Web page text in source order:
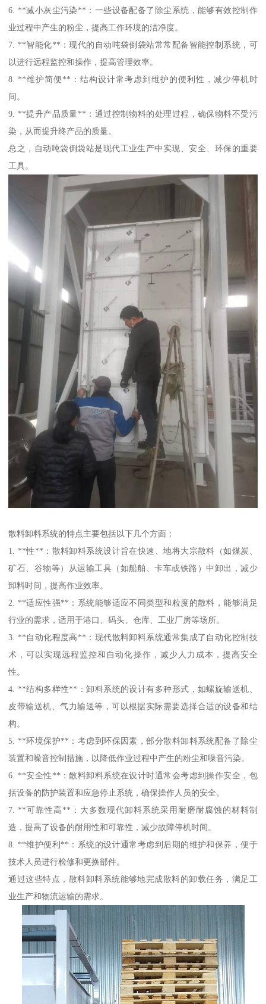
6. **减小灰尘污染**：一些设备配备了除尘系统，能够有效控制作
业过程中产生的粉尘，提高工作环境的洁净度。
7. **智能化**：现代的自动吨袋倒袋站常常配备智能控制系统，可
以进行远程监控和操作，提高管理效率。
8. **维护简便**：结构设计常考虑到维护的便利性，减少停机时
间。
9. **提升产品质量**：通过控制物料的处理过程，确保物料不受污
染，从而提升终产品的质量。
总之，自动吨袋倒袋站是现代工业生产中实现、安全、环保的重要
工具。
散料卸料系统的特点主要包括以下几个方面：
1. **性**：散料卸料系统设计旨在快速、地将大宗散料（如煤炭、
矿石、谷物等）从运输工具（如船舶、卡车或铁路）中卸出，减少
卸料时间，提高作业效率。
2. **适应性强**：系统能够适应不同类型和粒度的散料，能够满足
行业的需求，适用于港口、码头、仓库、工业厂房等场所。
3. **自动化程度高**：现代散料卸料系统通常集成了自动化控制技
术，可以实现远程监控和自动化操作，减少人力成本，提高安全
性。
4. **结构多样性**：卸料系统的设计有多种形式，如螺旋输送机、
皮带输送机、气力输送等，可以根据实际需要选择合适的设备和结
构。
5. **环境保护**：考虑到环保因素，部分散料卸料系统配备了除尘
装置和噪音控制措施，以降低作业过程中产生的粉尘和噪音污染。
6. **安全性**：散料卸料系统在设计时通常会考虑到操作安全，包
括设备的防护装置和应急停止系统，确保操作人员的安全。
7. **可靠性高**：大多数现代卸料系统采用耐磨耐腐蚀的材料制
造，提高了设备的耐用性和可靠性，减少故障停机时间。
8. **维护便利**：系统的设计通常考虑到后期的维护和保养，便于
技术人员进行检修和更换部件。
通过这些特点，散料卸料系统能够地完成散料的卸载任务，满足工
业生产和物流运输的需求。